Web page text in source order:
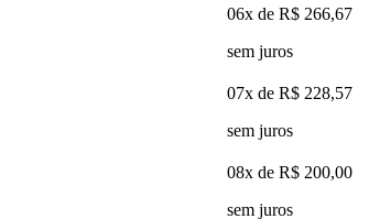
06x de R$ 266,67
sem juros
07x de R$ 228,57
sem juros
08x de R$ 200,00
sem juros